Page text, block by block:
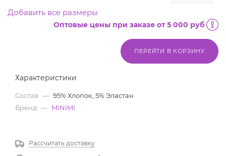
Добавить все размеры
Оптовые цены при заказе от 5 000 руб
ПЕРЕЙТИ В КОРЗИНУ
Характеристики
Состав — 95% Хлопок, 5% Эластан
Бренд — MINIMI
Рассчитать доставку